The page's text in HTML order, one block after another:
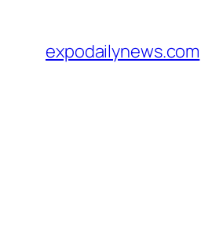
content
expodailynews.com